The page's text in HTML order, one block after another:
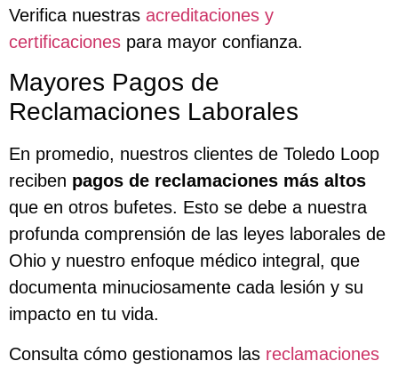
Verifica nuestras acreditaciones y
certificaciones para mayor confianza.
Mayores Pagos de
Reclamaciones Laborales
En promedio, nuestros clientes de Toledo Loop
reciben pagos de reclamaciones más altos
que en otros bufetes. Esto se debe a nuestra
profunda comprensión de las leyes laborales de
Ohio y nuestro enfoque médico integral, que
documenta minuciosamente cada lesión y su
impacto en tu vida.
Consulta cómo gestionamos las reclamaciones